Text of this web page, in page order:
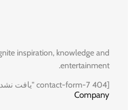
inspiration, knowledge and
entertainment.
[contact-form-7 404 "یافت نشد"]
Company